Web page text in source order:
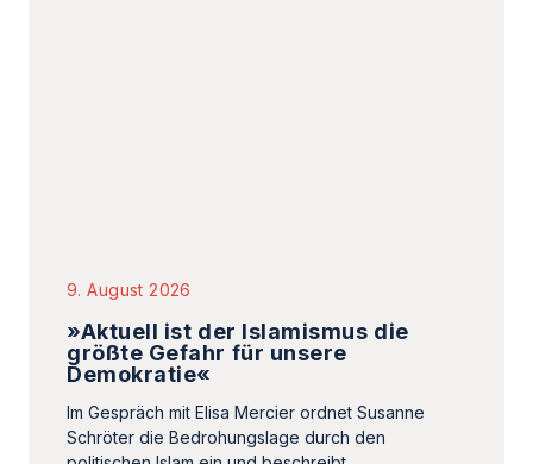
Schröter die Bedrohungslage durch den
Maßnahmen, wie er…